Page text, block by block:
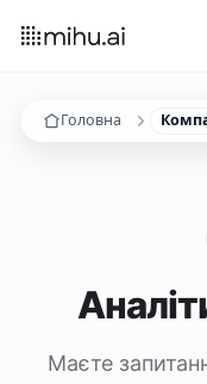
Головна
Маєте